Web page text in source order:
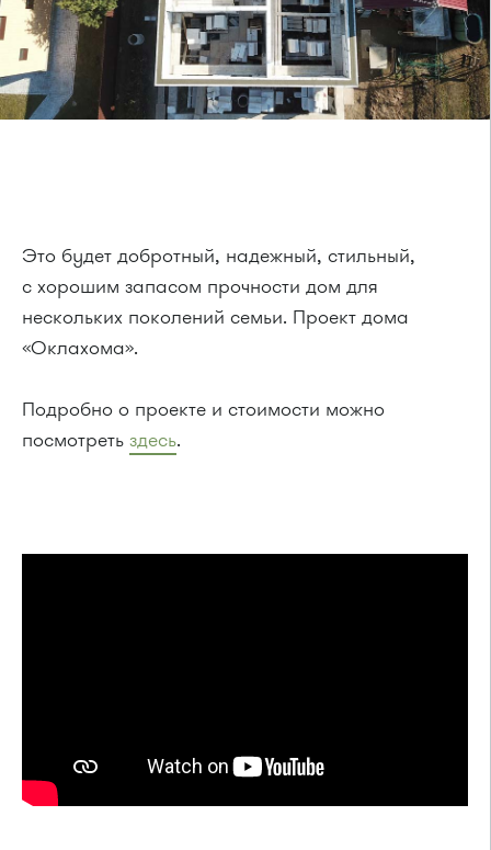
Это будет добротный, надежный, стильный,
с хорошим запасом прочности дом для
нескольких поколений семьи. Проект дома
«Оклахома».
Подробно о проекте и стоимости можно
посмотреть здесь.